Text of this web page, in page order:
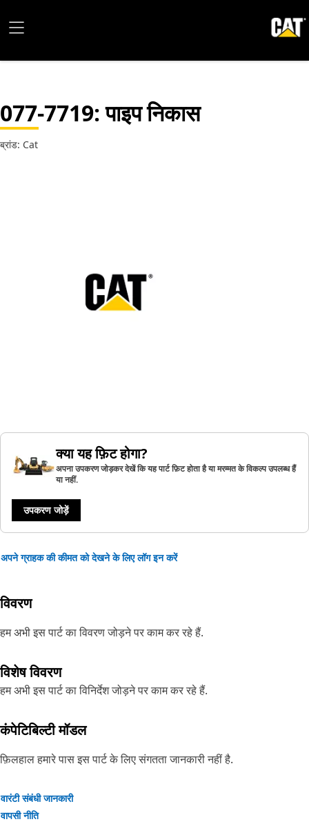
077-7719: पाइप निकास
ब्रांड: Cat
क्या यह फ़िट होगा?
अपना उपकरण जोड़कर देखें कि यह पार्ट फ़िट होता है या मरम्मत के विकल्प उपलब्ध हैं
या नहीं.
उपकरण जोड़ें
अपने ग्राहक की कीमत को देखने के लिए लॉग इन करें
विवरण
हम अभी इस पार्ट का विवरण जोड़ने पर काम कर रहे हैं.
विशेष विवरण
हम अभी इस पार्ट का विनिर्देश जोड़ने पर काम कर रहे हैं.
कंपेटिबिल्टी मॉडल
फ़िलहाल हमारे पास इस पार्ट के लिए संगतता जानकारी नहीं है.
वारंटी संबंधी जानकारी
वापसी नीति